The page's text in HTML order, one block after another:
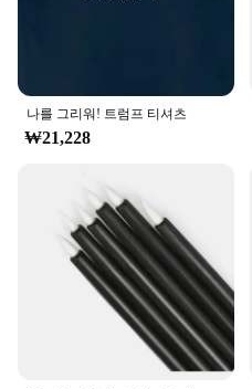
나를 그리워! 트럼프 티셔츠
₩21,228